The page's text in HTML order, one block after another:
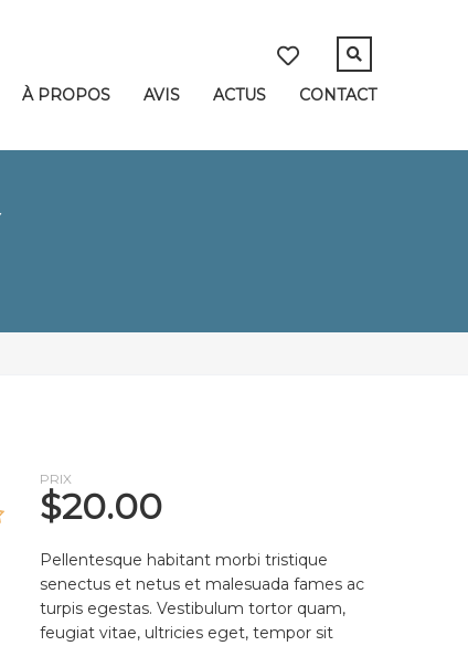
À PROPOS AVIS ACTUS CONTACT
PRIX
$20.00
Pellentesque habitant morbi tristique
senectus et netus et malesuada fames ac
turpis egestas. Vestibulum tortor quam,
feugiat vitae, ultricies eget, tempor sit